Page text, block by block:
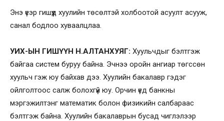
Энэ үеэр гишүүд хуулийн төсөлтэй холбоотой асуулт асууж,
санал бодлоо хуваалцлаа.
УИХ-ЫН ГИШҮҮН Н.АЛТАНХУЯГ: Хуульчдыг бэлтгэж
байгаа систем буруу байна. Эчнээ оройн ангиар төгссөн
хуульч гэж юу байхав дээ. Хуулийн бакалавр гэдэг
ойлголтоос салж болохгүй юу. Орчин үед банкны
мэргэжилтэнг математик болон физикийн салбараас
бэлтгэж байна. Хуулийн бакалаврын бусад чиглэлээр